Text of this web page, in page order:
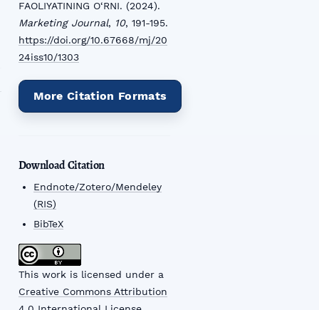
FAOLIYATINING O‘RNI. (2024).
Marketing Journal, 10, 191-195.
https://doi.org/10.67668/mj/20
24iss10/1303
More Citation Formats
Download Citation
Endnote/Zotero/Mendeley
(RIS)
BibTeX
This work is licensed under a
Creative Commons Attribution